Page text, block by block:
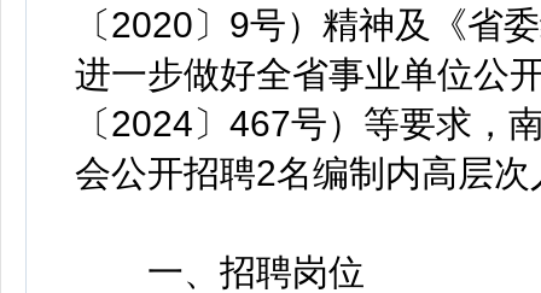
〔2020〕9号）精神及《省
进一步做好全省事业单位公
〔2024〕467号）等要求，
会公开招聘2名编制内高层
一、招聘岗位